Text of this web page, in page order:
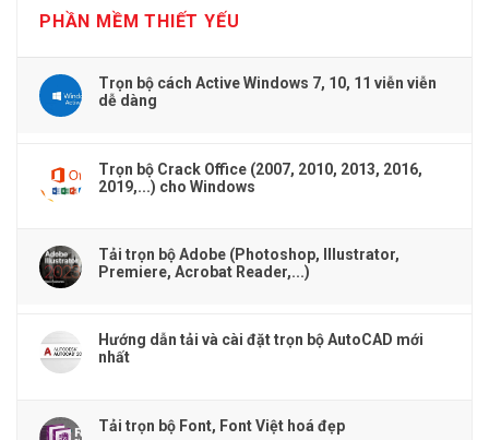
PHẦN MỀM THIẾT YẾU
Trọn bộ cách Active Windows 7, 10, 11 viễn viễn
dễ dàng
Trọn bộ Crack Office (2007, 2010, 2013, 2016,
2019,...) cho Windows
Tải trọn bộ Adobe (Photoshop, Illustrator,
Premiere, Acrobat Reader,...)
Hướng dẫn tải và cài đặt trọn bộ AutoCAD mới
nhất
Tải trọn bộ Font, Font Việt hoá đẹp